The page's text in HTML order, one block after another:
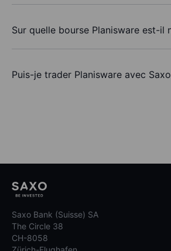
Sur quelle bourse Planisware est-il
Puis-je trader Planisware avec
Saxo Bank (Suisse) SA
The Circle 38
CH-8058